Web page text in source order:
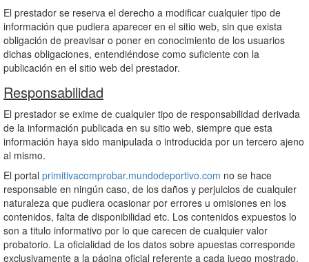
El prestador se reserva el derecho a modificar cualquier tipo de
información que pudiera aparecer en el sitio web, sin que exista
obligación de preavisar o poner en conocimiento de los usuarios
dichas obligaciones, entendiéndose como suficiente con la
publicación en el sitio web del prestador.
Responsabilidad
El prestador se exime de cualquier tipo de responsabilidad derivada
de la información publicada en su sitio web, siempre que esta
información haya sido manipulada o introducida por un tercero ajeno
al mismo.
El portal primitivacomprobar.mundodeportivo.com no se hace
responsable en ningún caso, de los daños y perjuicios de cualquier
naturaleza que pudiera ocasionar por errores u omisiones en los
contenidos, falta de disponibilidad etc. Los contenidos expuestos lo
son a titulo informativo por lo que carecen de cualquier valor
probatorio. La oficialidad de los datos sobre apuestas corresponde
exclusivamente a la página oficial referente a cada juego mostrado.